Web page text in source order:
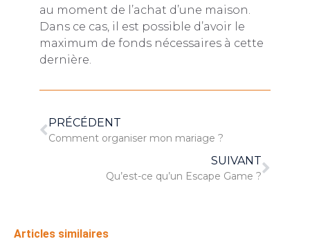
au moment de l’achat d’une maison.
Dans ce cas, il est possible d’avoir le
maximum de fonds nécessaires à cette
dernière.
PRÉCÉDENT
Comment organiser mon mariage ?
SUIVANT
Qu’est-ce qu’un Escape Game ?
Articles similaires